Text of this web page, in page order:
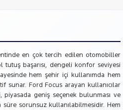
en çok tercih edilen otomobiller
tutuş başarısı, dengeli konfor seviyesi
hem şehir içi kullanımda hem
Ford Focus arayan kullanıcılar
geniş seçenek bulunması ve
sorunsuz kullanılabilmesidir. Hem